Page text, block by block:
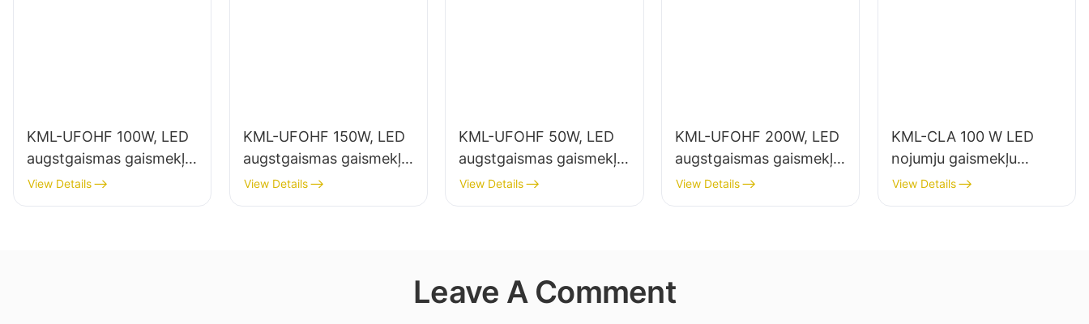
KML-UFOHF 100W, LED
augstgaismas gaismekļu
piegādātājs rūpniecības
uzņēmumiem,
View Details
KML-UFOHF 150W, LED
augstgaismas gaismekļu
piegādātājs iekštelpu
apgaismojumam
View Details
KML-UFOHF 50W, LED
augstgaismas gaismekļu
piegādātājs rūpniecības
uzņēmumiem,
View Details
KML-UFOHF 200W, LED
augstgaismas gaismekļu
piegādātājs iekštelpu
apgaismojumam izstāžu
View Details
KML-CLA 100 W LED
nojumju gaismekļu
piegādātājs iekštelpām,
piemēram, degvielas
View Details
Leave A Comment